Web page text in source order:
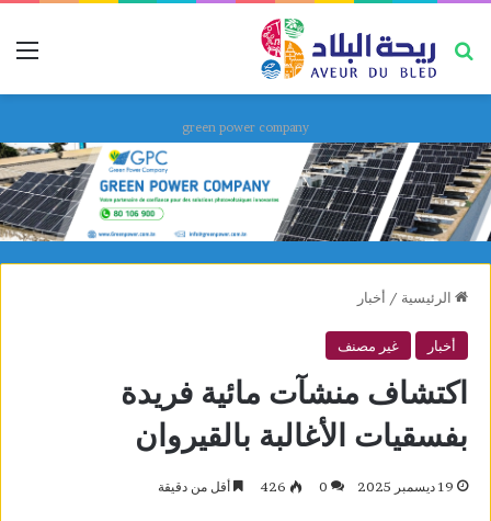
بحث عن
green power company
الرئيسية / أخبار
أخبار غير مصنف
اكتشاف منشآت مائية فريدة
بفسقيات الأغالبة بالقيروان
19 ديسمبر 2025 0
426 أقل من دقيقة